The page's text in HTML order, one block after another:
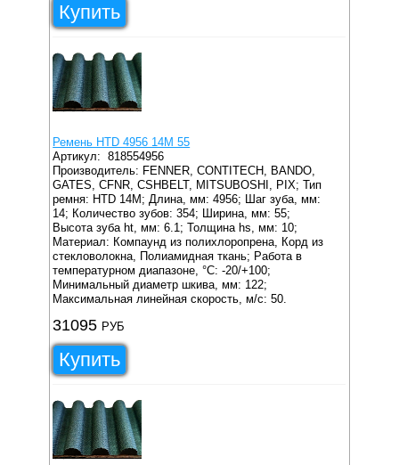
Купить
Ремень HTD 4956 14M 55
Артикул:818554956
Производитель: FENNER, CONTITECH, BANDO,
GATES, CFNR, CSHBELT, MITSUBOSHI, PIX; Тип
ремня: HTD 14M; Длина, мм: 4956; Шаг зуба, мм:
14; Количество зубов: 354; Ширина, мм: 55;
Высота зуба ht, мм: 6.1; Толщина hs, мм: 10;
Материал: Компаунд из полихлоропрена, Корд из
стекловолокна, Полиамидная ткань; Работа в
температурном диапазоне, °C: -20/+100;
Минимальный диаметр шкива, мм: 122;
Максимальная линейная скорость, м/с: 50.
31095 РУБ
Купить